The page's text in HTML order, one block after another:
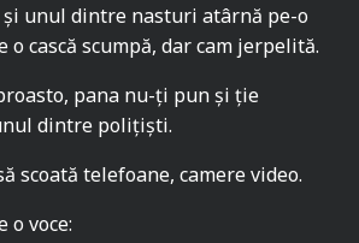
unul dintre nasturi atârnă pe-o
o cască scumpă, dar cam jerpelită.
pana nu-ți pun și ție
dintre polițiști.
scoată telefoane, camere video.
o voce: